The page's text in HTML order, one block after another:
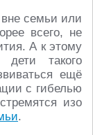
семьи или
всего, не
А к этому
такого
ещё
с гибелью
изо
.